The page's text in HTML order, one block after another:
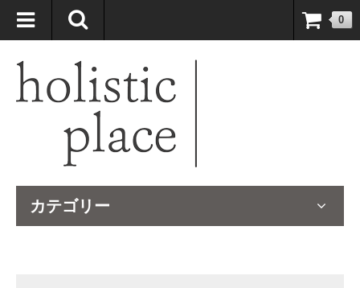
自然療法大国のオーストラリアより、臨床経験＆知識の豊富なナチュ
ロパスが厳選したサプリメントや ナチュラルグッズをお届けします！
0
カテゴリー